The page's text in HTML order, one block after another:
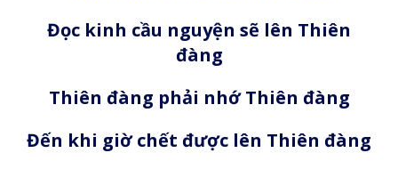
Đọc kinh cầu nguyện sẽ lên Thiên
đàng
Thiên đàng phải nhớ Thiên đàng
Đến khi giờ chết được lên Thiên đàng